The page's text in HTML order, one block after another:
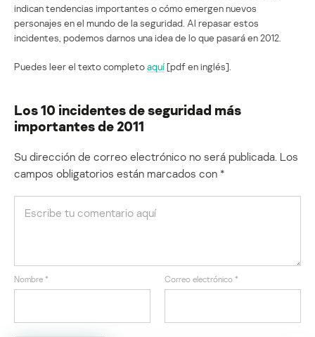
indican tendencias importantes o cómo emergen nuevos
personajes en el mundo de la seguridad. Al repasar estos
incidentes, podemos darnos una idea de lo que pasará en 2012.
Puedes leer el texto completoaquí[pdf en inglés].
Los 10 incidentes de seguridad más
importantes de 2011
Su dirección de correo electrónico no será publicada. Los
campos obligatorios están marcados con *
Nombre * Correo electrónico *